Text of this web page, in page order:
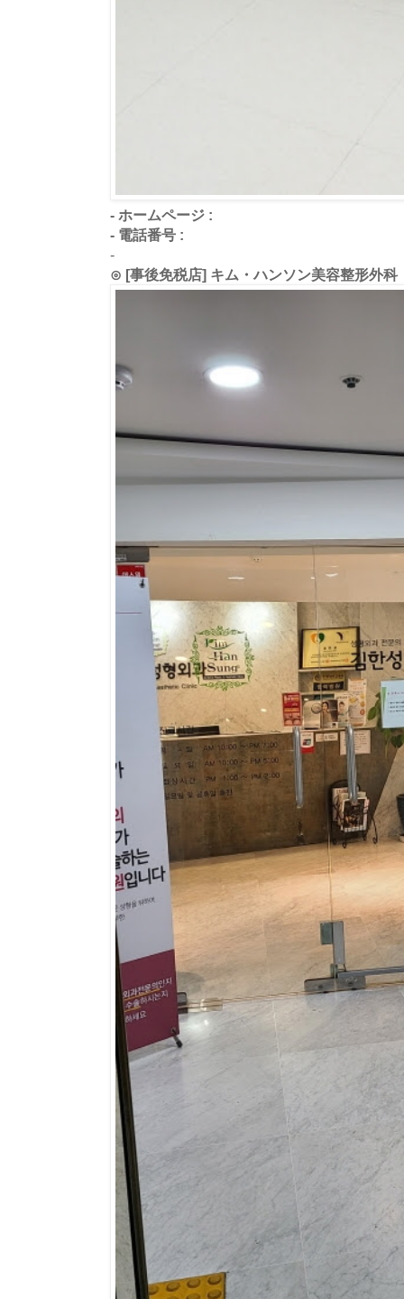
- ホームページ :
- 電話番号 :
-
⊙ [事後免税店] キム・ハンソン美容整形外科